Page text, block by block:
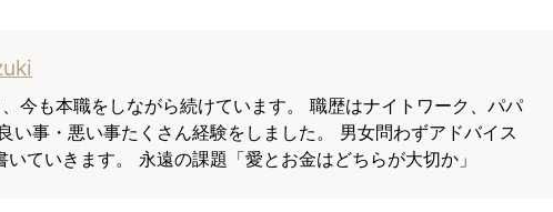
今も本職をしながら続けています。 職歴はナイトワーク、パパ
い事・悪い事たくさん経験をしました。 男女問わずアドバイス
いていきます。 永遠の課題「愛とお金はどちらが大切か」